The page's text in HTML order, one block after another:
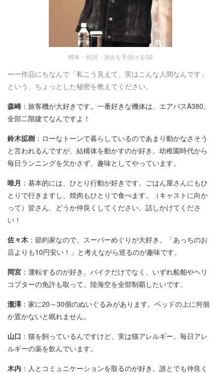
脚本・作詞・演出を手掛けるG2
ーー作品にちなんで「私こう見えて、実はこんな人間なんです」
という、ちょっとした秘密を教えてください。
森崎 ：旅客機が大好きです。一番好きな機体は、エアバスA380。
全部二階建てなんですよ！
鈴木拡樹 ：ローなトーンで暮らしているのであまり動かなさそう
と言われるんですが、結構体を動かすのが好き。幼稚園時代から
毎日ランニングを欠かさず、趣味としてやっています。
唯月 ：基本的には、ひとり行動が好きです。ごはん屋さんにもひ
とりで行きますし、焼肉もひとりで食べます。（キャストに向か
って）皆さん、どうか仲良くしてください。話しかけてくださ
い！
佐々木 ：節約家なので、スーパーめぐりが大好き。「あっちのお
店よりも10円安い！」と考えながら巡るのが趣味です。
岡宮 ：運転するのが好き。バイクだけでなく、いずれ船舶やヘリ
コプターの免許も取って、陸海空を全部制覇したいです。
瀧澤：家に20～30個のぬいぐるみがあります。ベッドの上に何個
か置かないと眠れません。
山口 ：猫を飼っているんですけど、実は猫アレルギー。毎日アレ
ルギーの薬を飲んでいます。
木内 ：人とコミュニケーションを取るのが好き。誰とでも仲良く